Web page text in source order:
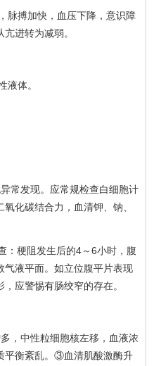
脉搏加快，血压下降，意识障
进转为减弱。
液体。
常发现。应常规检查白细胞计
化碳结合力，血清钾、钠、
：梗阻发生后的4～6小时，腹
气液平面。如立位腹平片表现
应警惕有肠绞窄的存在。
，中性粒细胞核左移，血液浓
平衡紊乱。③血清肌酸激酶升